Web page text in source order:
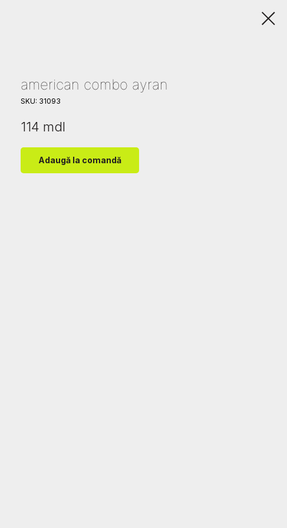
american combo ayran
SKU: 31093
114 mdl
Adaugă la comandă